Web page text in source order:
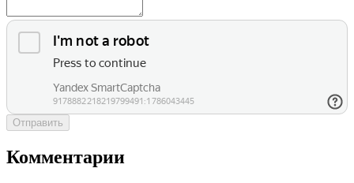
Отправить
Комментарии